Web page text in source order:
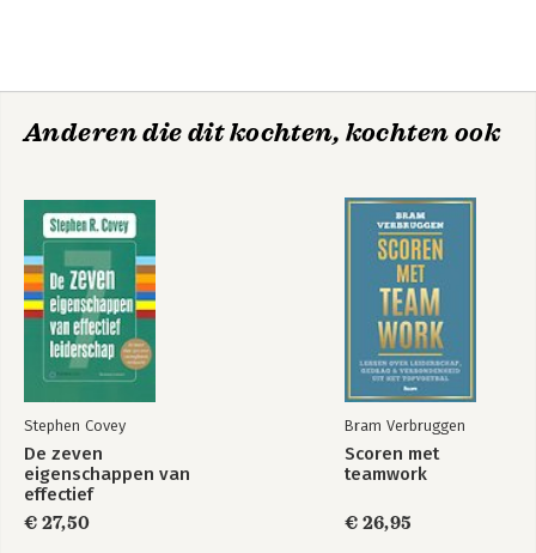
Anderen die dit kochten, kochten ook
Stephen Covey
De zeven
eigenschappen van
effectief
leiderschap
€ 27,50
Bram Verbruggen
Scoren met
teamwork
€ 26,95